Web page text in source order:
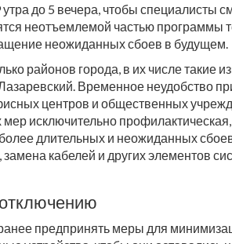
до 5 вечера, чтобы специалисты
неотъемлемой частью программы
неожиданных сбоев в будущем.
районов города, в их числе такие
Временное неудобство
центров и общественных
мер исключительно
длительных и неожиданных
кабелей и других элементов
отключению
предпринять меры для